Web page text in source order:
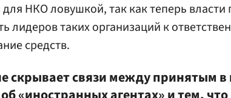
для НКО ловушкой, так как теперь
лидеров таких организаций к
средств.
скрывает связи между принятым